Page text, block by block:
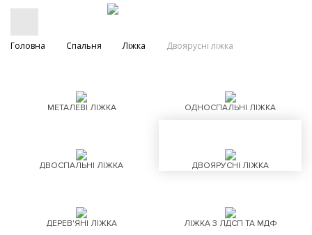
Головна Спальня Ліжка Двоярусні ліжка
МЕТАЛЕВІ ЛІЖКА ОДНОСПАЛЬНІ ЛІЖКА
ДВОСПАЛЬНІ ЛІЖКА ДВОЯРУСНІ ЛІЖКА
ДЕРЕВ'ЯНІ ЛІЖКА ЛІЖКА З ЛДСП ТА МДФ